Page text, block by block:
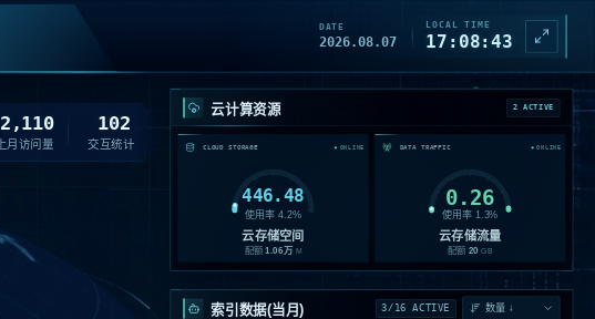
DATE
2026.08.07
LOCAL TIME
17:08:46
2,110
上月访问量
102
交互统计
云计算资源 2 ACTIVE
CLOUD STORAGE ONLINE
446.48
使用率4.2%
云存储空间
配额 1.06万 M
DATA TRAFFIC ONLINE
0.26
使用率 1.3%
云存储流量
配额 20 GB
索引数据(当月) 3/16 ACTIVE